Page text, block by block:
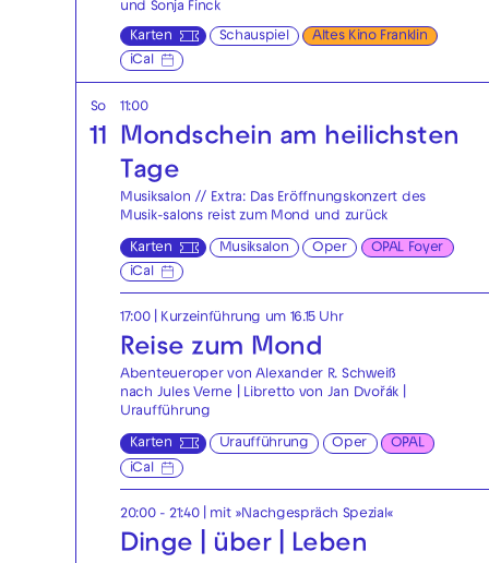
und Sonja Finck
Karten Schauspiel
Altes Kino Franklin
iCal
So
11
11:00
Mondschein am heilichsten
Tage
Musiksalon // Extra: Das Eröffnungskonzert des
Musik-salons reist zum Mond und zurück
Karten Musiksalon Oper
OPAL Foyer
iCal
17:00 | Kurzeinführung um 16.15 Uhr
Reise zum Mond
Abenteueroper von Alexander R. Schweiß
nach Jules Verne | Libretto von Jan Dvořák |
Uraufführung
Karten Uraufführung Oper
OPAL
iCal
20:00 - 21:40 | mit »Nachgespräch Spezial«
Dinge | über | Leben